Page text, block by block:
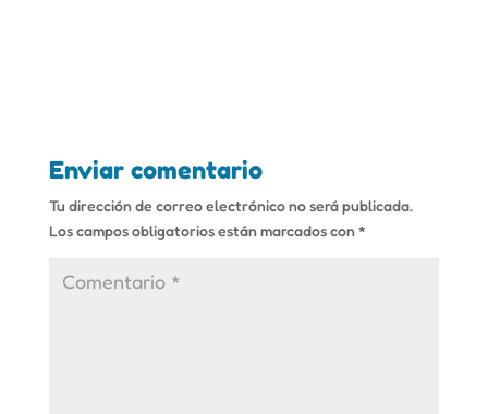
Enviar comentario
Tu dirección de correo electrónico no será publicada.
Los campos obligatorios están marcados con*